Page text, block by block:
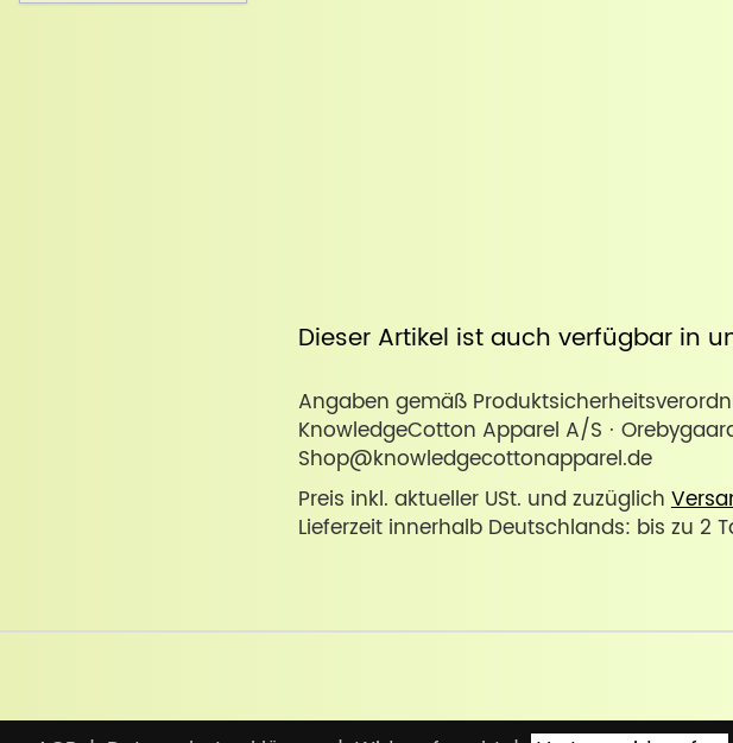
Dieser Artikel ist auch verfügbar in
Angaben gemäß
KnowledgeCotton Apparel A/S ·
Shop@knowledgecottonapparel.de
Preis inkl. aktueller USt. und zuzüglich
Lieferzeit innerhalb Deutschlands: bis zu 2